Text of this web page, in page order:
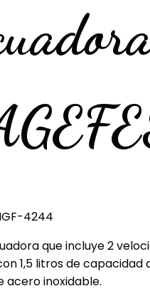
4244
que incluye 2
1,5 litros de
acero inoxidable.